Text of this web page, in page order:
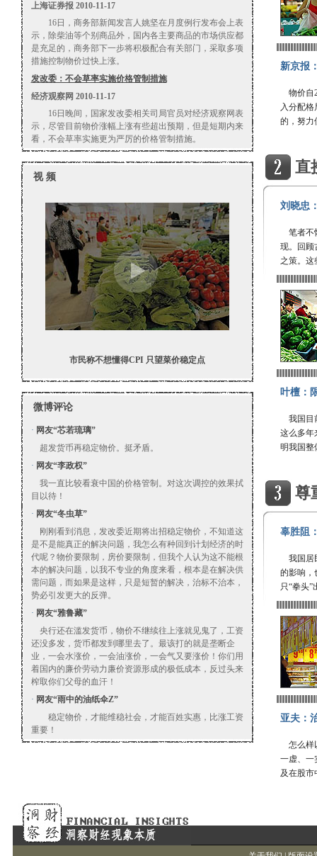
上海证券报 2010-11-17
16日，商务部新闻发言人姚坚在月度例行发布会上表
示，除柴油等个别商品外，国内各主要商品的市场供应都
是充足的，商务部下一步将积极配合有关部门，采取多项
措施控制物价过快上涨。
发改委：不会草率实施价格管制措施
经济观察网 2010-11-17
16日晚间，国家发改委相关司局官员对经济观察网表
示，尽管目前物价涨幅上涨有些超出预期，但是短期内来
看，不会草率实施更为严厉的价格管制措施。
视 频
市民称不想懂得CPI 只望菜价稳定点
微博评论
· 网友“芯若琉璃”
超发货币再稳定物价。挺矛盾。
· 网友“李政权”
我一直比较看衰中国的价格管制。对这次调控的效果拭
目以待！
· 网友“冬虫草”
刚刚看到消息，发改委近期将出招稳定物价，不知道这
是不是能真正的解决问题，我怎么有种回到计划经济的时
代呢？物价要限制，房价要限制，但我个人认为这不能根
本的解决问题，以我不专业的角度来看，根本是在解决供
需问题，而如果是这样，只是短暂的解决，治标不治本，
势必引发更大的反弹。
· 网友“雅鲁藏”
央行还在滥发货币，物价不继续往上涨就见鬼了，工资
还没多发，货币都发到哪里去了。最该打的就是垄断企
业，一会水涨价，一会油涨价，一会气又要涨价！你们用
着国内的廉价劳动力廉价资源形成的极低成本，反过头来
榨取你们父母的血汗！
· 网友“雨中的油纸伞Z”
稳定物价，才能维稳社会，才能百姓实惠，比涨工资
重要！
新京报
物价自
入分配
的，努力
直
刘晓忠
笔者不
现。回顾
之策。这
叶檀：
我国目
这么多年
明我国整
尊
辜胜阻
我国居
的影响，
只“拳头”
亚夫：
怎么样
一虚、一
及在股市